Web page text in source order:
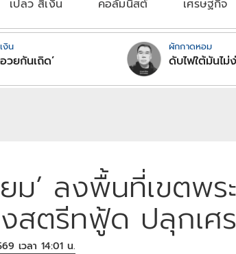
เปลว สีเงิน คอลัมนิสต์ เศรษฐกิจ
งิน
อวยกันเถิด’
ผักกาดหอม
ดับไฟใต้มันไม่
ม’ ลงพื้นที่เขตพร
สตรีทฟู้ด ปลุกเศ
เวลา 14:01 น.